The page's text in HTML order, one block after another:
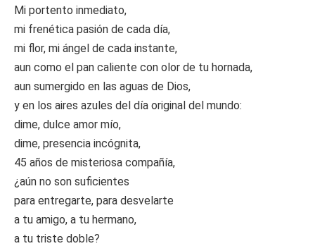
Mi portento inmediato,
mi frenética pasión de cada día,
mi flor, mi ángel de cada instante,
aun como el pan caliente con olor de tu hornada,
aun sumergido en las aguas de Dios,
y en los aires azules del día original del mundo:
dime, dulce amor mío,
dime, presencia incógnita,
45 años de misteriosa compañía,
¿aún no son suficientes
para entregarte, para desvelarte
a tu amigo, a tu hermano,
a tu triste doble?